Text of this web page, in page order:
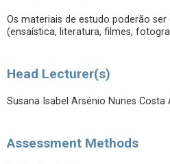
Os materiais de estudo poderão
(ensaística, literatura, filmes,
Head Lecturer(s)
Susana Isabel Arsénio Nunes Costa
Assessment Methods